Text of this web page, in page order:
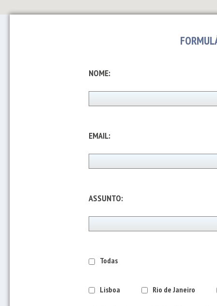
NOME:
EMAIL:
ASSUNTO:
Todas
Lisboa Rio de Janeiro